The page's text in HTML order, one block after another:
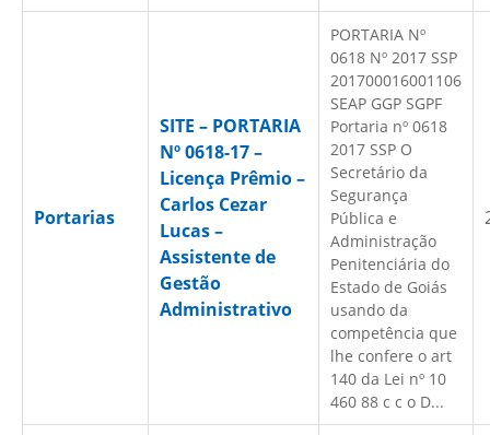
Portarias
SITE – PORTARIA
Nº 0618-17 –
Licença Prêmio –
Carlos Cezar
Lucas –
Assistente de
Gestão
Administrativo
PORTARIA Nº
0618 Nº 2017 SSP
201700016001106
SEAP GGP SGPF
Portaria nº 0618
2017 SSP O
Secretário da
Segurança
Pública e
Administração
Penitenciária do
Estado de Goiás
usando da
competência que
lhe confere o art
140 da Lei nº 10
460 88 c c o D...